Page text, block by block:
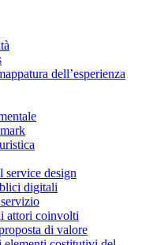
dell’esperienza
service design
digitali
attori coinvolti
di valore